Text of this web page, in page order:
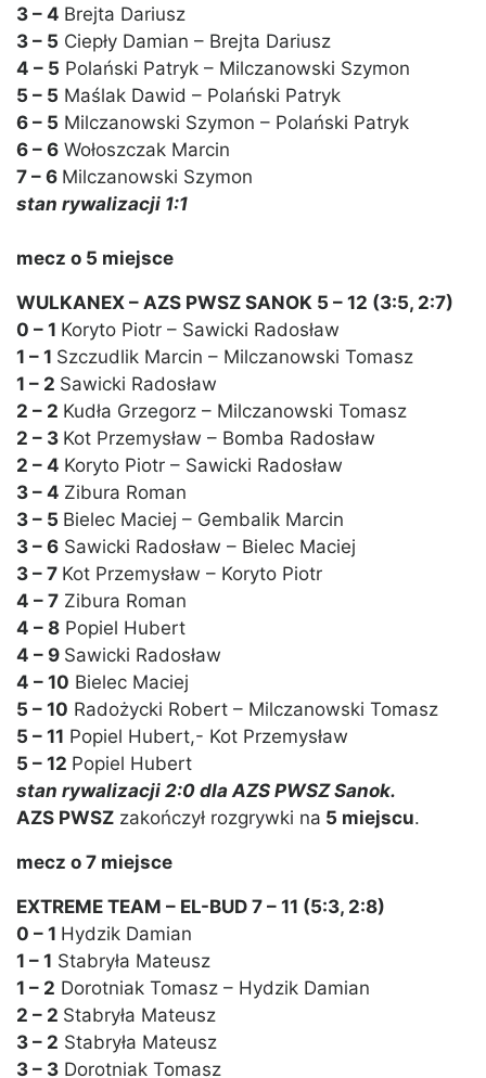
3 – 4 Brejta Dariusz
3 – 5 Ciepły Damian – Brejta Dariusz
4 – 5 Polański Patryk – Milczanowski Szymon
5 – 5 Maślak Dawid – Polański Patryk
6 – 5 Milczanowski Szymon – Polański Patryk
6 – 6 Wołoszczak Marcin
7 – 6 Milczanowski Szymon
stan rywalizacji 1:1
mecz o 5 miejsce
WULKANEX – AZS PWSZ SANOK 5 – 12 (3:5, 2:7)
0 – 1 Koryto Piotr – Sawicki Radosław
1 – 1 Szczudlik Marcin – Milczanowski Tomasz
1 – 2 Sawicki Radosław
2 – 2 Kudła Grzegorz – Milczanowski Tomasz
2 – 3 Kot Przemysław – Bomba Radosław
2 – 4 Koryto Piotr – Sawicki Radosław
3 – 4 Zibura Roman
3 – 5 Bielec Maciej – Gembalik Marcin
3 – 6 Sawicki Radosław – Bielec Maciej
3 – 7 Kot Przemysław – Koryto Piotr
4 – 7 Zibura Roman
4 – 8 Popiel Hubert
4 – 9 Sawicki Radosław
4 – 10 Bielec Maciej
5 – 10 Radożycki Robert – Milczanowski Tomasz
5 – 11 Popiel Hubert,- Kot Przemysław
5 – 12 Popiel Hubert
stan rywalizacji 2:0 dla AZS PWSZ Sanok.
AZS PWSZ zakończył rozgrywki na 5 miejscu.
mecz o 7 miejsce
EXTREME TEAM – EL-BUD 7 – 11 (5:3, 2:8)
0 – 1 Hydzik Damian
1 – 1 Stabryła Mateusz
1 – 2 Dorotniak Tomasz – Hydzik Damian
2 – 2 Stabryła Mateusz
3 – 2 Stabryła Mateusz
3 – 3 Dorotniak Tomasz